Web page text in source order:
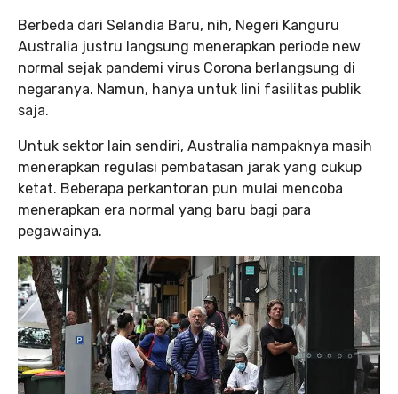
Berbeda dari Selandia Baru, nih, Negeri Kanguru
Australia justru langsung menerapkan periode new
normal sejak pandemi virus Corona berlangsung di
negaranya. Namun, hanya untuk lini fasilitas publik
saja.
Untuk sektor lain sendiri, Australia nampaknya masih
menerapkan regulasi pembatasan jarak yang cukup
ketat. Beberapa perkantoran pun mulai mencoba
menerapkan era normal yang baru bagi para
pegawainya.